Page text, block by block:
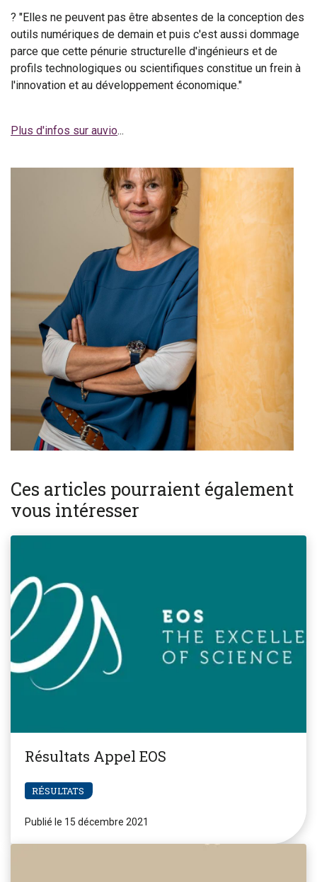
? "Elles ne peuvent pas être absentes de la conception des
outils numériques de demain et puis c'est aussi dommage
parce que cette pénurie structurelle d'ingénieurs et de
profils technologiques ou scientifiques constitue un frein à
l'innovation et au développement économique."
Plus d'infos sur auvio...
Ces articles pourraient également
vous intéresser
Résultats Appel EOS
RÉSULTATS
Publié le 15 décembre 2021